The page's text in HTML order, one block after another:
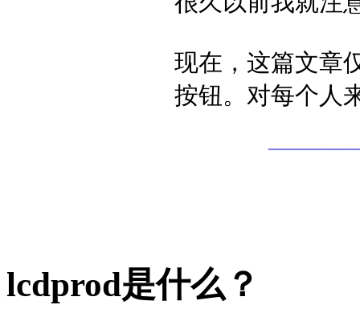
现在，这篇文章
按钮。对每个人
lcdprod是什么？